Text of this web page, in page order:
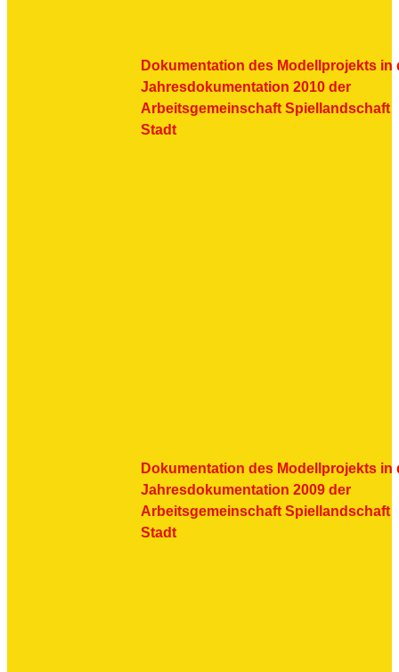
Dokumentation des Modellprojekts in
Jahresdokumentation 2010 der
Arbeitsgemeinschaft Spiellandschaft
Stadt
Dokumentation des Modellprojekts in
Jahresdokumentation 2009 der
Arbeitsgemeinschaft Spiellandschaft
Stadt